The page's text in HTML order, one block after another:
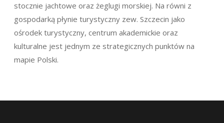
stocznie jachtowe oraz żeglugi morskiej. Na równi z
gospodarką płynie turystyczny zew. Szczecin jako
ośrodek turystyczny, centrum akademickie oraz
kulturalne jest jednym ze strategicznych punktów na
mapie Polski.